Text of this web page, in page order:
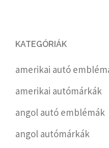
KATEGÓRIÁK
amerikai autó
amerikai autómárkák
angol autó emblémák
angol autómárkák